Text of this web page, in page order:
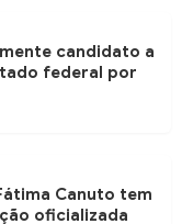
candidato a
federal por
Canuto tem
oficializada